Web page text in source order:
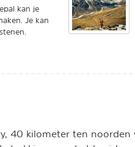
kan je
Je kan
40 kilometer ten noorden